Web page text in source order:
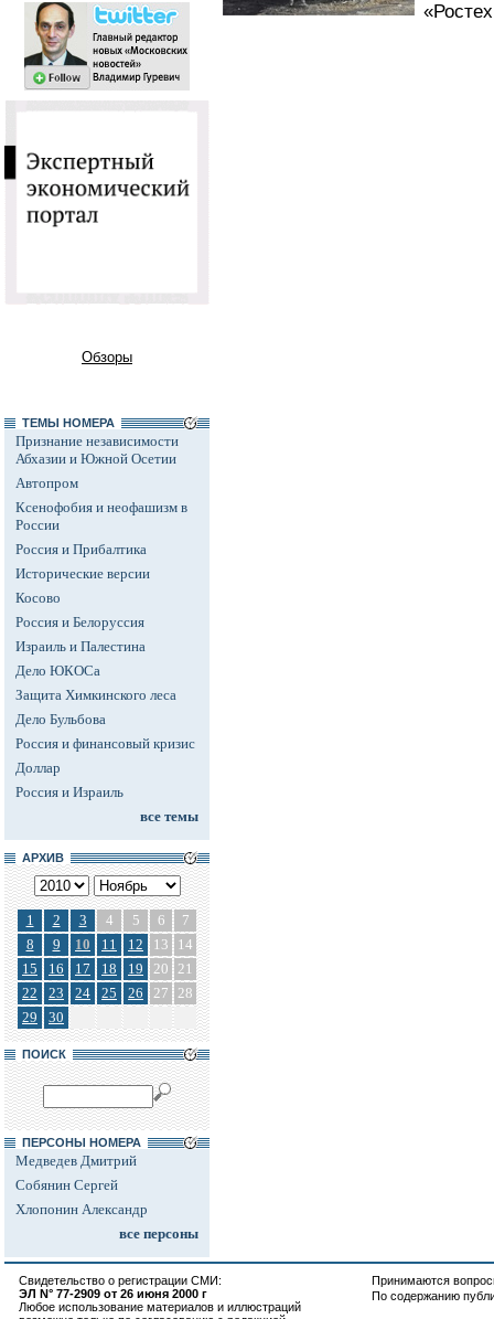
Обзоры
ТЕМЫ НОМЕРА
Признание независимости
Абхазии и Южной Осетии
Автопром
Ксенофобия и неофашизм в
России
Россия и Прибалтика
Исторические версии
Косово
Россия и Белоруссия
Израиль и Палестина
Дело ЮКОСа
Защита Химкинского леса
Дело Бульбова
Россия и финансовый кризис
Доллар
Россия и Израиль
все темы
АРХИВ
1 2 3 4 5 6
7
8
9 10 11 12 13
14
15
16 17 18 19 20 21
22
23 24 25 26 27 28
29
30
ПОИСК
ПЕРСОНЫ НОМЕРА
Медведев Дмитрий
Собянин Сергей
Хлопонин Александр
все персоны
Свидетельство о регистрации СМИ:
ЭЛ N° 77-2909 от 26 июня 2000 г
Любое использование материалов и иллюстраций
Принимаются
По содержанию